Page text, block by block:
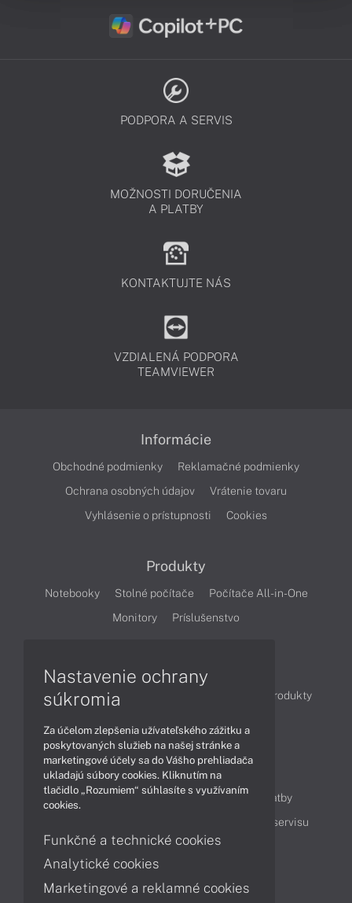
PODPORA A SERVIS
MOŽNOSTI DORUČENIA
A PLATBY
KONTAKTUJTE NÁS
VZDIALENÁ PODPORA
TEAMVIEWER
Informácie
Obchodné podmienky
Reklamačné podmienky
Ochrana osobných údajov
Vrátenie tovaru
Vyhlásenie o prístupnosti
Cookies
Produkty
Notebooky Stolné počítače
Počítače All-in-One
Monitory
Príslušenstvo
Články
Obchodné informácie
Produkty
Obsah
Ako nakupovať
Možnosti doručenia a platby
Cenník servisu
Kontakty
Nastavenie ochrany
súkromia
Za účelom zlepšenia užívateľského zážitku a
poskytovaných služieb na našej stránke a
marketingové účely sa do Vášho prehliadača
ukladajú súbory cookies. Kliknutím na
tlačidlo „Rozumiem“ súhlasíte s využívaním
cookies.
Funkčné a technické cookies
Analytické cookies
Marketingové a reklamné cookies